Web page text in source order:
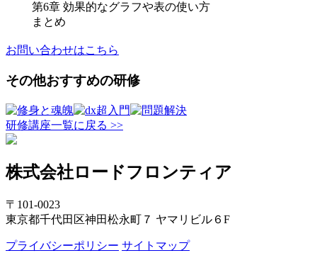
第6章 効果的なグラフや表の使い方
まとめ
お問い合わせはこちら
その他おすすめの研修
研修講座一覧に戻る >>
株式会社ロードフロンティア
〒101-0023
東京都千代田区神田松永町７ ヤマリビル６F
プライバシーポリシー サイトマップ